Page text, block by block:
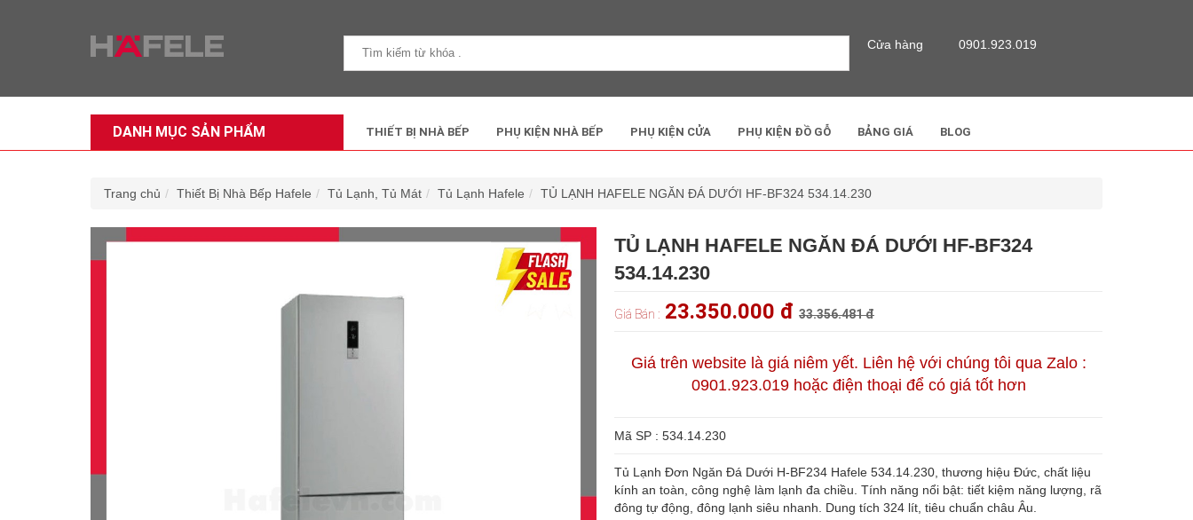
Cửa hàng 0901.923.019
DANH MỤC SẢN PHẨM THIẾT BỊ NHÀ BẾP PHỤ KIỆN NHÀ BẾP PHỤ KIỆN CỬA PHỤ KIỆN ĐỒ GỖ BẢNG GIÁ BLOG
Trang chủ Thiết Bị Nhà Bếp Hafele Tủ Lạnh, Tủ Mát Tủ Lạnh Hafele TỦ LẠNH HAFELE NGĂN ĐÁ DƯỚI HF-BF324 534.14.230
TỦ LẠNH HAFELE NGĂN ĐÁ DƯỚI HF-BF324
534.14.230
Giá Bán : 23.350.000 đ 33.356.481 đ
Giá trên website là giá niêm yết. Liên hệ với chúng tôi qua Zalo :
0901.923.019 hoặc điện thoại để có giá tốt hơn
Mã SP : 534.14.230
Tủ Lạnh Đơn Ngăn Đá Dưới H-BF234 Hafele 534.14.230, thương hiệu Đức, chất liệu
kính an toàn, công nghệ làm lạnh đa chiều. Tính năng nổi bật: tiết kiệm năng lượng, rã
đông tự động, đông lạnh siêu nhanh. Dung tích 324 lít, tiêu chuẩn châu Âu.